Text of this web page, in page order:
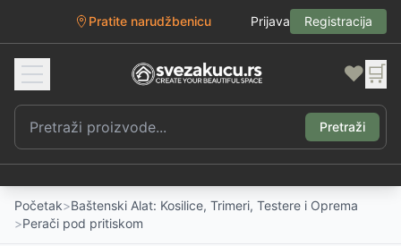
Pratite narudžbenicu Prijava Registracija
❤️ 🛒
Pretraži
Početak>Baštenski Alat: Kosilice, Trimeri, Testere i Oprema
>Perači pod pritiskom